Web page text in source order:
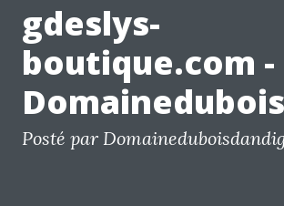
gdeslys-
boutique.com -
Posté par